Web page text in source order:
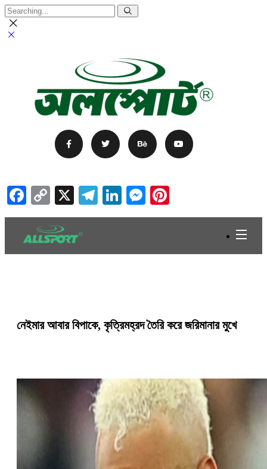
Facebook
Copy
Link
X Telegram
LinkedIn
Messenger
নেইমার আবার বিপাকে, কৃত্রিমহ্রদ তৈরি করে জরিমানার মুখে